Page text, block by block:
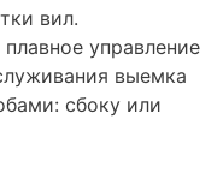
вил.
управление
выемка
сбоку или